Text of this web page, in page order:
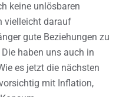
keine unlösbaren
vielleicht darauf
gute Beziehungen zu
haben uns auch in
es jetzt die nächsten
mit Inflation,